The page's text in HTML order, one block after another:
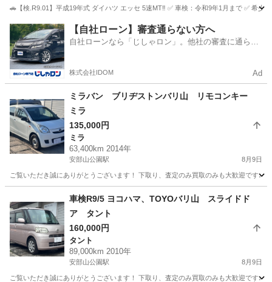
🚗【検.R9.01】平成19年式 ダイハツ エッセ 5速MT‼️ ✅ 車検：令和9年1月まで ✅ 希
福岡 嘉麻市 筑前庄内駅 エッセ 軽量
【自社ローン】審査通らない方へ
自社ローンなら「じしゃロン」。他社の審査に通らな
株式会社IDOM Ad
ミラバン ブリヂストンバリ山 リモコンキー
ミラ
135,000円
ミラ
63,400km 2014年
安部山公園駅 8月9日
ご覧いただき誠にありがとうございます！ 下取り、査定のみ買取のみも大歓迎です
安部山公園駅
車検R9/5 ヨコハマ、TOYOバリ山 スライドド
ア タント
160,000円
タント
89,000km 2010年
安部山公園駅 8月9日
ご覧いただき誠にありがとうございます！ 下取り、査定のみ買取のみも大歓迎です